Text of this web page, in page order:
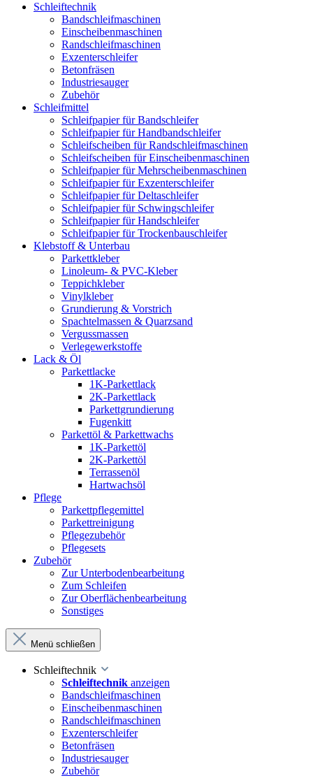
Schleiftechnik
Bandschleifmaschinen
Einscheibenmaschinen
Randschleifmaschinen
Exzenterschleifer
Betonfräsen
Industriesauger
Zubehör
Schleifmittel
Schleifpapier für Bandschleifer
Schleifpapier für Handbandschleifer
Schleifscheiben für Randschleifmaschinen
Schleifscheiben für Einscheibenmaschinen
Schleifpapier für Mehrscheibenmaschinen
Schleifpapier für Exzenterschleifer
Schleifpapier für Deltaschleifer
Schleifpapier für Schwingschleifer
Schleifpapier für Handschleifer
Schleifpapier für Trockenbauschleifer
Klebstoff & Unterbau
Parkettkleber
Linoleum- & PVC-Kleber
Teppichkleber
Vinylkleber
Grundierung & Vorstrich
Spachtelmassen & Quarzsand
Vergussmassen
Verlegewerkstoffe
Lack & Öl
Parkettlacke
1K-Parkettlack
2K-Parkettlack
Parkettgrundierung
Fugenkitt
Parkettöl & Parkettwachs
1K-Parkettöl
2K-Parkettöl
Terrassenöl
Hartwachsöl
Pflege
Parkettpflegemittel
Parkettreinigung
Pflegezubehör
Pflegesets
Zubehör
Zur Unterbodenbearbeitung
Zum Schleifen
Zur Oberflächenbearbeitung
Sonstiges
Menü schließen
Schleiftechnik
Schleiftechnik anzeigen
Bandschleifmaschinen
Einscheibenmaschinen
Randschleifmaschinen
Exzenterschleifer
Betonfräsen
Industriesauger
Zubehör